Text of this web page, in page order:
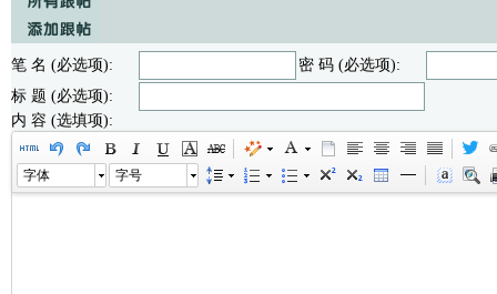
笔 名 (必选项):
密 码 (必选项):
标 题 (必选项):
内 容 (选填项):
字体 字号